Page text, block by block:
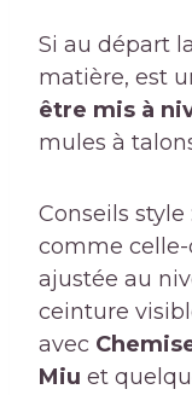
Si au départ
matière, est
être mis à
mules à
Conseils
comme
ajustée au
ceinture
avec
Miu et